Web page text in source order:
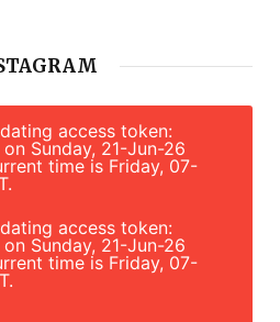
access token:
Sunday, 21-Jun-26
time is Friday, 07-
access token:
Sunday, 21-Jun-26
time is Friday, 07-